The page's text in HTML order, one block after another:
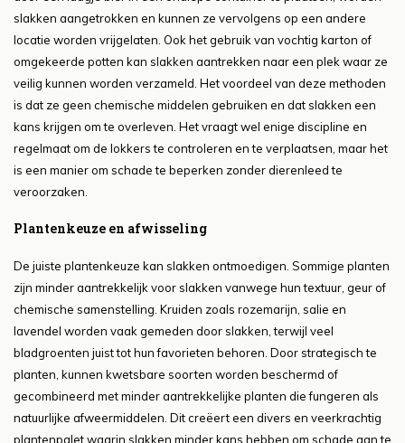
slakken aangetrokken en kunnen ze vervolgens op een andere
locatie worden vrijgelaten. Ook het gebruik van vochtig karton of
omgekeerde potten kan slakken aantrekken naar een plek waar ze
veilig kunnen worden verzameld. Het voordeel van deze methoden
is dat ze geen chemische middelen gebruiken en dat slakken een
kans krijgen om te overleven. Het vraagt wel enige discipline en
regelmaat om de lokkers te controleren en te verplaatsen, maar het
is een manier om schade te beperken zonder dierenleed te
veroorzaken.
Plantenkeuze en afwisseling
De juiste plantenkeuze kan slakken ontmoedigen. Sommige planten
zijn minder aantrekkelijk voor slakken vanwege hun textuur, geur of
chemische samenstelling. Kruiden zoals rozemarijn, salie en
lavendel worden vaak gemeden door slakken, terwijl veel
bladgroenten juist tot hun favorieten behoren. Door strategisch te
planten, kunnen kwetsbare soorten worden beschermd of
gecombineerd met minder aantrekkelijke planten die fungeren als
natuurlijke afweermiddelen. Dit creëert een divers en veerkrachtig
plantenpalet waarin slakken minder kans hebben om schade aan te